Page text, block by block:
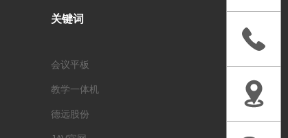
关键词
会议平板
教学一体机
德远股份